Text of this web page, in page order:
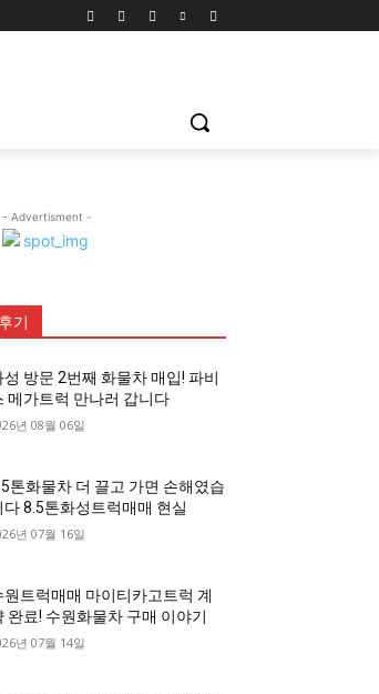
- Advertisment -
기
성 방문 2번째 화물차 매입! 파비
메가트럭 만나러 갑니다
년 08월 06일
톤화물차 더 끌고 가면 손해였습
다 8.5톤화성트럭매매 현실
년 07월 16일
원트럭매매 마이티카고트럭 계
완료! 수원화물차 구매 이야기
년 07월 14일